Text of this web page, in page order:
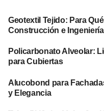
Geotextil Tejido: Para
Construcción e Ingeniería
Policarbonato Alveolar:
para Cubiertas
Alucobond para
y Elegancia